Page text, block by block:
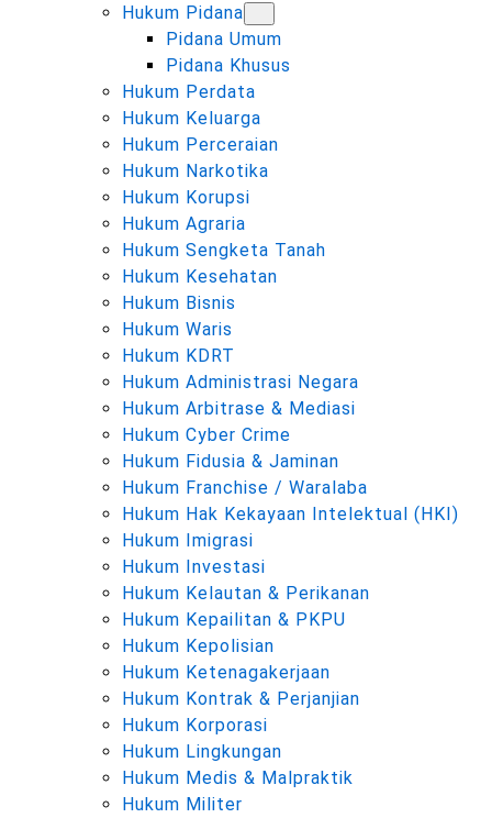
Hukum Pidana
Pidana Umum
Pidana Khusus
Hukum Perdata
Hukum Keluarga
Hukum Perceraian
Hukum Narkotika
Hukum Korupsi
Hukum Agraria
Hukum Sengketa Tanah
Hukum Kesehatan
Hukum Bisnis
Hukum Waris
Hukum KDRT
Hukum Administrasi Negara
Hukum Arbitrase & Mediasi
Hukum Cyber Crime
Hukum Fidusia & Jaminan
Hukum Franchise / Waralaba
Hukum Hak Kekayaan Intelektual (HKI)
Hukum Imigrasi
Hukum Investasi
Hukum Kelautan & Perikanan
Hukum Kepailitan & PKPU
Hukum Kepolisian
Hukum Ketenagakerjaan
Hukum Kontrak & Perjanjian
Hukum Korporasi
Hukum Lingkungan
Hukum Medis & Malpraktik
Hukum Militer